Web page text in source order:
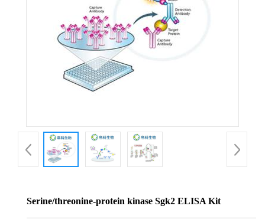
Serine/threonine-protein kinase Sgk2 ELISA Kit